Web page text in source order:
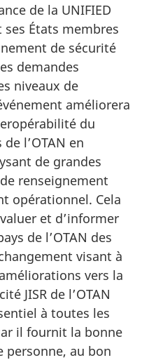
de la UNIFIED
ses États membres
de sécurité
demandes
niveaux de
améliorera
du
l’OTAN en
de grandes
renseignement
opérationnel. Cela
et d’informer
de l’OTAN des
visant à
vers la
JISR de l’OTAN
à toutes les
il fournit la bonne
personne, au bon